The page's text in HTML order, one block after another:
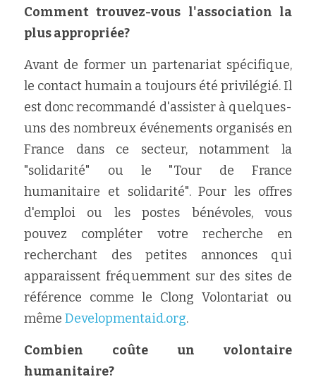
Comment trouvez-vous l'association la
plus appropriée?
Avant de former un partenariat spécifique,
le contact humain a toujours été privilégié. Il
est donc recommandé d'assister à quelques-
uns des nombreux événements organisés en
France dans ce secteur, notamment la
"solidarité" ou le "Tour de France
humanitaire et solidarité". Pour les offres
d'emploi ou les postes bénévoles, vous
pouvez compléter votre recherche en
recherchant des petites annonces qui
apparaissent fréquemment sur des sites de
référence comme le Clong Volontariat ou
même Developmentaid.org.
Combien coûte un volontaire
humanitaire?